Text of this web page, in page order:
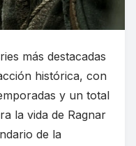
más destacadas
histórica, con
y un total
la vida de Ragnar
de la